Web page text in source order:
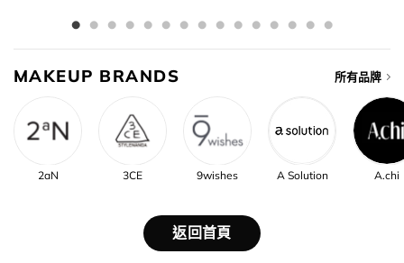
MAKEUP BRANDS 所有品牌
2aN 3CE 9wishes A Solution A.chi
返回首頁